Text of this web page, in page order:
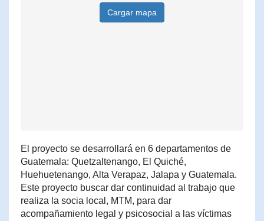
Cargar mapa
El proyecto se desarrollará en 6 departamentos de
Guatemala: Quetzaltenango, El Quiché,
Huehuetenango, Alta Verapaz, Jalapa y Guatemala.
Este proyecto buscar dar continuidad al trabajo que
realiza la socia local, MTM, para dar
acompañamiento legal y psicosocial a las víctimas